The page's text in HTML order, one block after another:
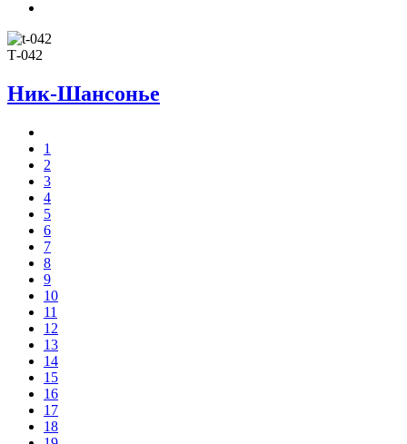
Т-042
Ник-Шансонье
1
2
3
4
5
6
7
8
9
10
11
12
13
14
15
16
17
18